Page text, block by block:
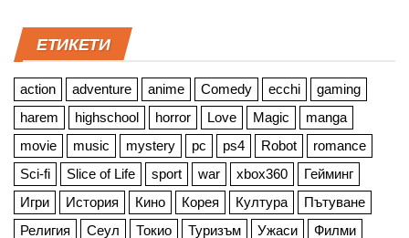
ЕТИКЕТИ
action adventure anime Comedy ecchi
gaming
harem
highschool horror Love Magic
manga
movie
music mystery pc ps4 Robot
romance
Sci-fi
Slice of Life sport war xbox360
Гейминг
Игри
История Кино Корея Култура
Пътуване
Религия
Сеул Токио Туризъм Ужаси Филми